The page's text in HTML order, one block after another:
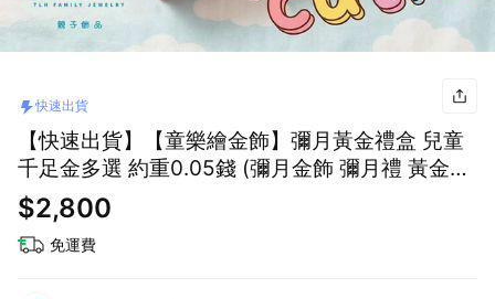
快速出貨
【快速出貨】【童樂繪金飾】彌月黃金禮盒 兒童
千足金多選 約重0.05錢 (彌月金飾 彌月禮 黃金
999)
$2,800
免運費